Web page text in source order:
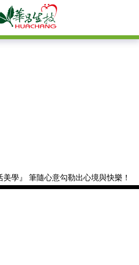
學』 筆隨心意勾勒出心境與快樂！